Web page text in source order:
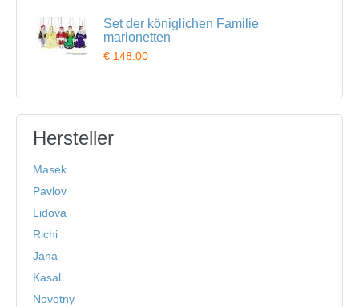
Set der königlichen Familie
marionetten
€ 148.00
Hersteller
Masek
Pavlov
Lidova
Richi
Jana
Kasal
Novotny